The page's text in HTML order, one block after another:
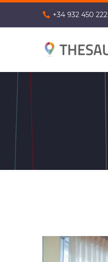
+34 932 450 222